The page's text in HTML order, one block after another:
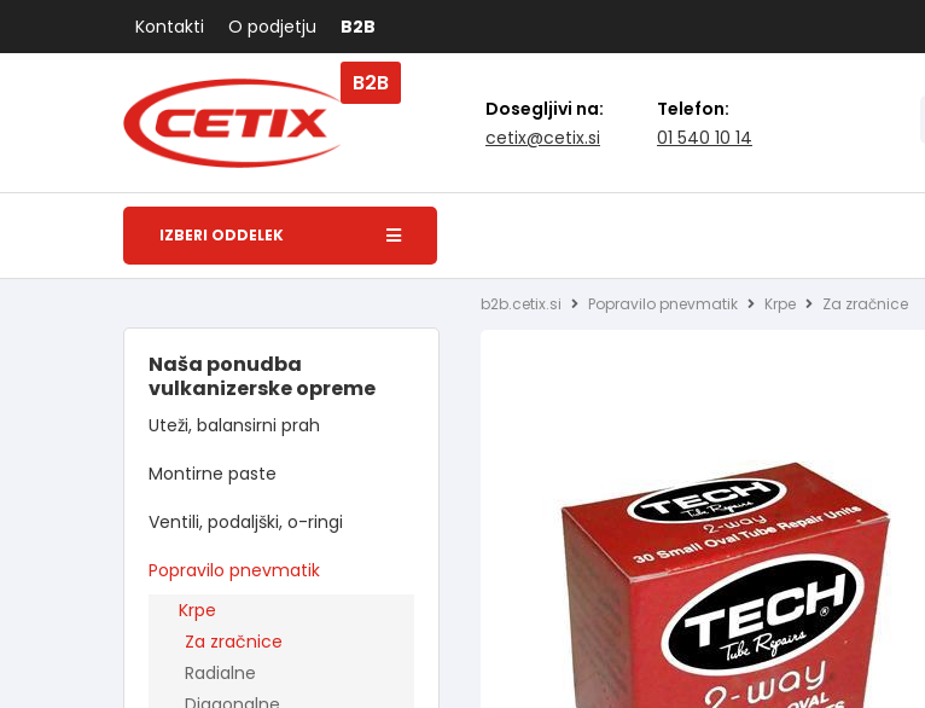
Kontakti O podjetju B2B
Dosegljivi na:
cetix
cetix.si
Telefon:
01 540 10 14
B2B
IZBERI ODDELEK
Naša ponudba
vulkanizerske opreme
Uteži, balansirni prah
Montirne paste
Ventili, podaljški, o-ringi
Popravilo pnevmatik
Krpe
Za zračnice
Radialne
b2b.cetix.si Popravilo pnevmatik Krpe Za zračnice